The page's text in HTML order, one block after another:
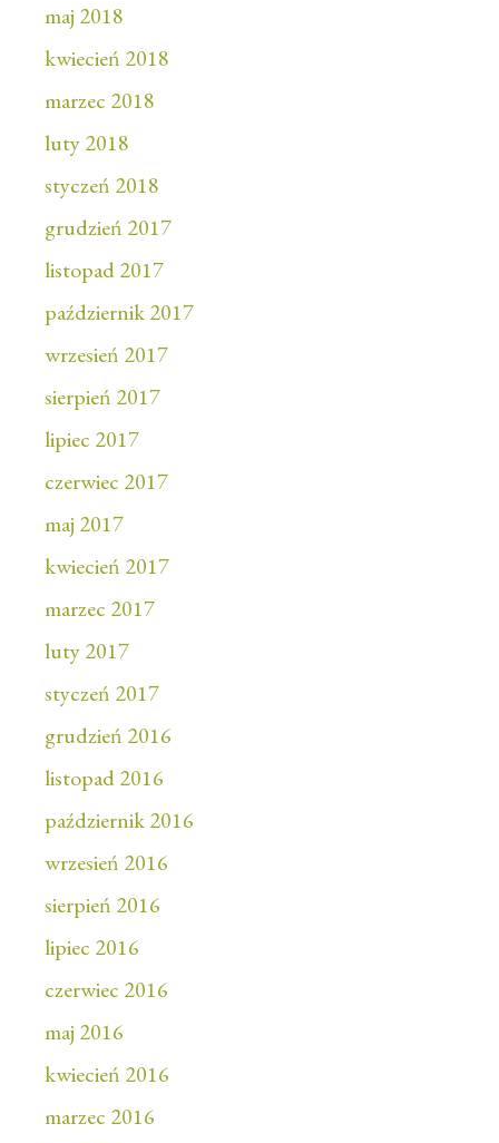
maj 2018
kwiecień 2018
marzec 2018
luty 2018
styczeń 2018
grudzień 2017
listopad 2017
październik 2017
wrzesień 2017
sierpień 2017
lipiec 2017
czerwiec 2017
maj 2017
kwiecień 2017
marzec 2017
luty 2017
styczeń 2017
grudzień 2016
listopad 2016
październik 2016
wrzesień 2016
sierpień 2016
lipiec 2016
czerwiec 2016
maj 2016
kwiecień 2016
marzec 2016